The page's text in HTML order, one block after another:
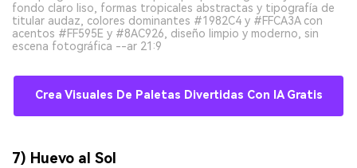
fondo claro liso, formas tropicales abstractas y tipografía de
titular audaz, colores dominantes #1982C4 y #FFCA3A con
acentos #FF595E y #8AC926, diseño limpio y moderno, sin
escena fotográfica --ar 21:9
Crea Visuales De Paletas Divertidas Con IA Gratis
7) Huevo al Sol